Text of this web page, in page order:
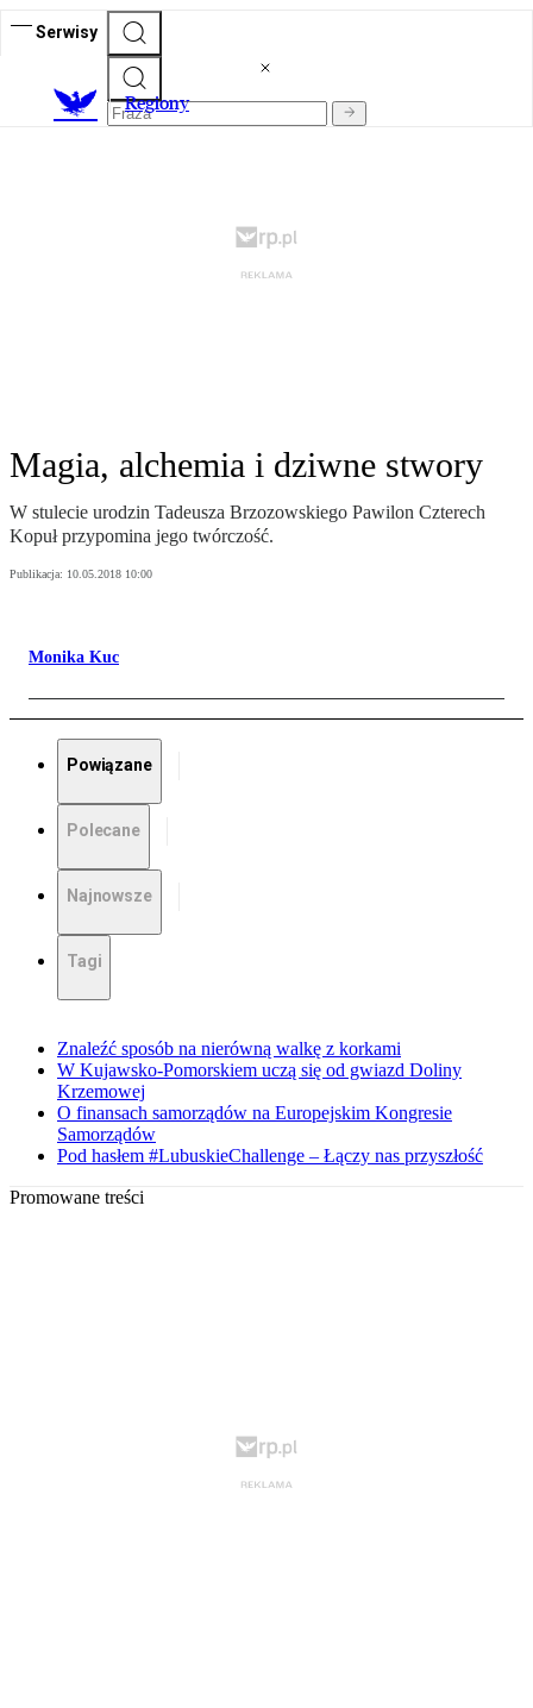
Serwisy
Regiony
Magia, alchemia i dziwne stwory
W stulecie urodzin Tadeusza Brzozowskiego Pawilon Czterech
Kopuł przypomina jego twórczość.
Publikacja: 10.05.2018 10:00
Monika Kuc
Powiązane
Polecane
Najnowsze
Tagi
Znaleźć sposób na nierówną walkę z korkami
W Kujawsko-Pomorskiem uczą się od gwiazd Doliny
Krzemowej
O finansach samorządów na Europejskim Kongresie
Samorządów
Pod hasłem #LubuskieChallenge – Łączy nas przyszłość
Promowane treści